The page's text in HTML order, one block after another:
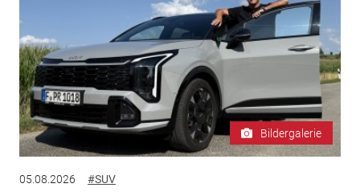
Bildergalerie
05.08.2026 #SUV